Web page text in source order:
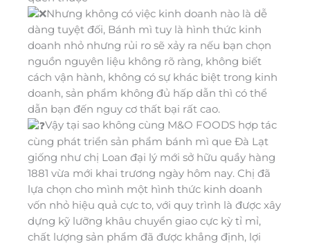
Nhưng không có việc kinh doanh nào là dễ
dàng tuyệt đối, Bánh mì tuy là hình thức kinh
doanh nhỏ nhưng rủi ro sẽ xảy ra nếu bạn chọn
nguồn nguyên liệu không rõ ràng, không biết
cách vận hành, không có sự khác biệt trong kinh
doanh, sản phẩm không đủ hấp dẫn thì có thể
dẫn bạn đến nguy cơ thất bại rất cao.
Vậy tại sao không cùng M&O FOODS hợp tác
cùng phát triển sản phẩm bánh mì que Đà Lạt
giống như chị Loan đại lý mới sở hữu quầy hàng
1881 vừa mới khai trương ngày hôm nay. Chị đã
lựa chọn cho mình một hình thức kinh doanh
vốn nhỏ hiệu quả cực to, với quy trình là được xây
dựng kỹ lưỡng khâu chuyển giao cực kỳ tỉ mỉ,
chất lượng sản phẩm đã được khẳng định, lợi